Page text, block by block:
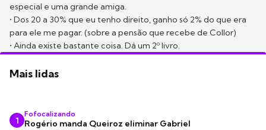
especial e uma grande amiga.
• Dos 20 a 30% que eu tenho direito, ganho só 2% do que era
para ele me pagar. (sobre a pensão que recebe de Collor)
• Ainda existe bastante coisa. Dá um 2º livro.
Mais lidas
1
Fofocalizando
Rogério manda Queiroz eliminar Gabriel